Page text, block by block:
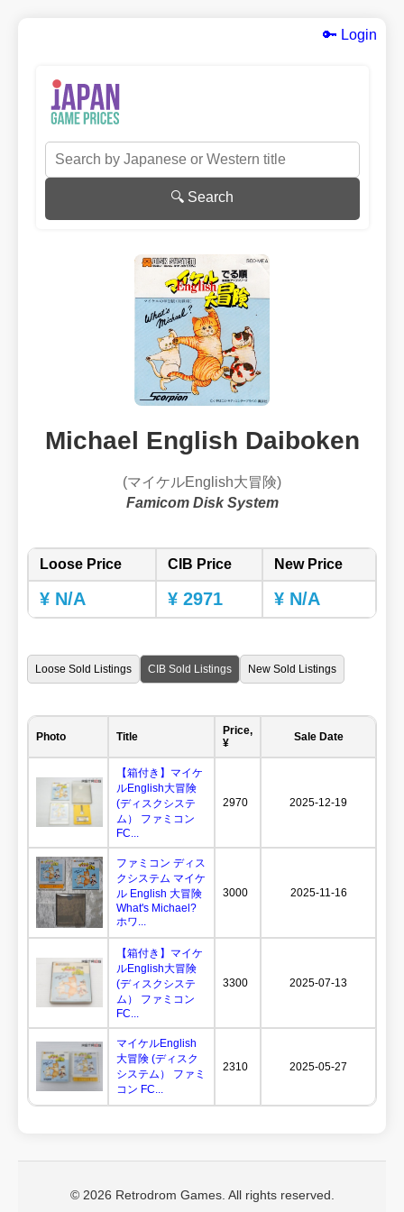
🔑 Login
🔍 Search
Michael English Daiboken
(マイケルEnglish大冒険)
Famicom Disk System
Loose Price CIB Price New Price
¥ N/A ¥ 2971 ¥ N/A
Loose Sold Listings CIB Sold Listings New Sold Listings
Photo Title
Price,
¥
Sale Date
【箱付き】マイケ
ルEnglish大冒険
(ディスクシステ
ム） ファミコン
FC...
2970 2025-12-19
ファミコン ディス
クシステム マイケ
ル English 大冒険
What's Michael?
ホワ...
3000 2025-11-16
【箱付き】マイケ
ルEnglish大冒険
(ディスクシステ
ム） ファミコン
FC...
3300 2025-07-13
マイケルEnglish
大冒険 (ディスク
システム） ファミ
コン FC...
2310 2025-05-27
© 2026 Retrodrom Games. All rights reserved.